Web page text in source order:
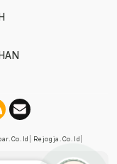
Rejogja.co.id